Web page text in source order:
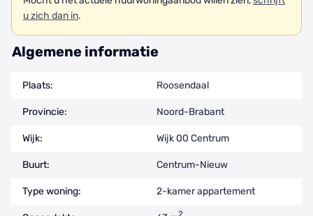
u zich dan in.
Algemene informatie
Plaats: Roosendaal
Provincie: Noord-Brabant
Wijk: Wijk 00 Centrum
Buurt: Centrum-Nieuw
Type woning: 2-kamer appartement
2